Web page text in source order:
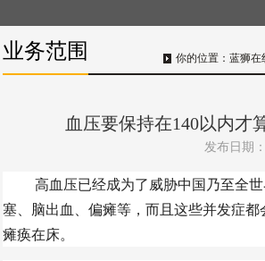
业务范围 你的位置： 蓝狮在
血压要保持在140以内才
发布日期
高血压已经成为了威胁中国乃至全世
塞、脑出血、偏瘫等，而且这些并发症
瘫痪在床。